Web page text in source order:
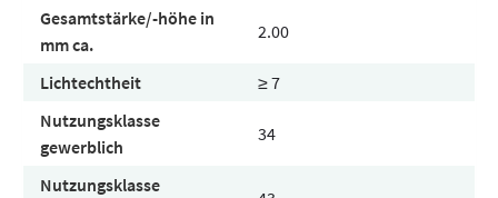
Gesamtstärke/-höhe in
mm ca.
2.00
Lichtechtheit
≥ 7
Nutzungsklasse
gewerblich
34
Nutzungsklasse